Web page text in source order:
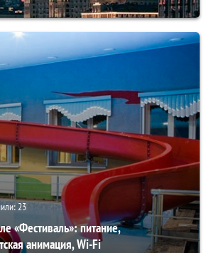
23
«Фестиваль»: питание,
анимация, Wi-Fi